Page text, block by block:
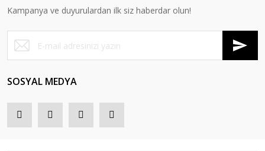
Kampanya ve duyurulardan ilk siz haberdar olun!
SOSYAL MEDYA